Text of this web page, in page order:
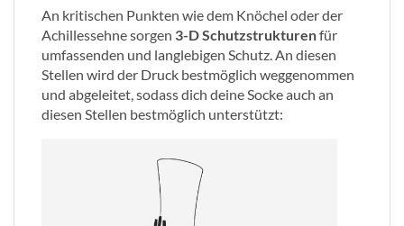
An kritischen Punkten wie dem Knöchel oder der
Achillessehne sorgen 3-D Schutzstrukturenfür
umfassenden und langlebigen Schutz. An diesen
Stellen wird der Druck bestmöglich weggenommen
und abgeleitet, sodass dich deine Socke auch an
diesen Stellen bestmöglich unterstützt: